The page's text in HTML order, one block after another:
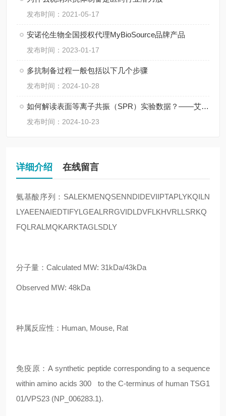
发布时间：2021-05-17
安诺伦生物全国授权代理MyBioSource品牌产品
发布时间：2023-01-17
多抗制备过程一般包括以下几个步骤
发布时间：2024-10-28
如何解读表面等离子共振（SPR）实验数据？——艾柏森生物
发布时间：2024-10-23
详细介绍 在线留言
氨基酸序列：SALEKMENQSENNDIDEVIIPTAPLYKQILN
LYAEENAIEDTIFYLGEALRRGVIDLDVFLKHVRLLSRKQ
FQLRALMQKARKTAGLSDLY
分子量：Calculated MW: 31kDa/43kDa
Observed MW: 48kDa
种属反应性：Human, Mouse, Rat
免疫原：A synthetic peptide corresponding to a sequence
within amino acids 300 to the C-terminus of human TSG1
01/VPS23 (NP_006283.1).